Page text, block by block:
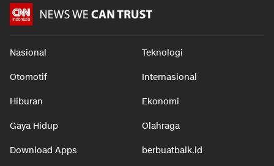
Nasional Teknologi
Otomotif Internasional
Hiburan Ekonomi
Gaya Hidup Olahraga
Download Apps berbuatbaik.id